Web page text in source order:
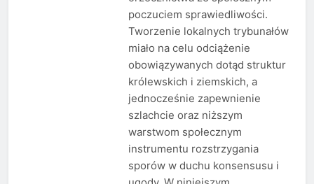
poczuciem sprawiedliwości.
Tworzenie lokalnych trybunałów
miało na celu odciążenie
obowiązywanych dotąd struktur
królewskich i ziemskich, a
jednocześnie zapewnienie
szlachcie oraz niższym
warstwom społecznym
instrumentu rozstrzygania
sporów w duchu konsensusu i